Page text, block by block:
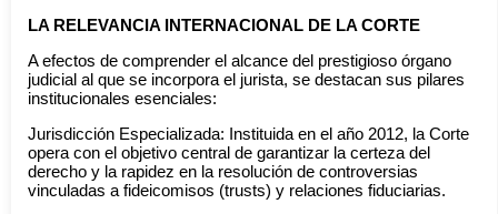
LA RELEVANCIA INTERNACIONAL DE LA CORTE
A efectos de comprender el alcance del prestigioso órgano
judicial al que se incorpora el jurista, se destacan sus pilares
institucionales esenciales:
Jurisdicción Especializada: Instituida en el año 2012, la Corte
opera con el objetivo central de garantizar la certeza del
derecho y la rapidez en la resolución de controversias
vinculadas a fideicomisos (trusts) y relaciones fiduciarias.